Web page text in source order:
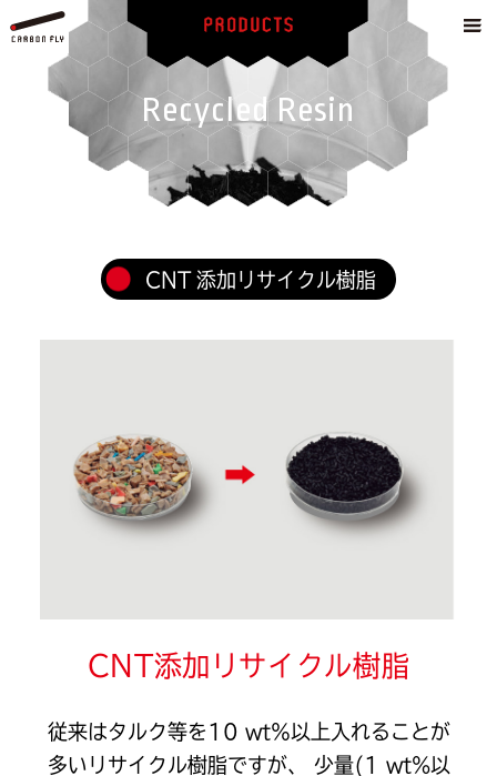
Recycled Resin
CNT 添加リサイクル樹脂
CNT添加リサイクル樹脂
従来はタルク等を10 wt％以上入れることが
多いリサイクル樹脂ですが、
少量(1 wt%以